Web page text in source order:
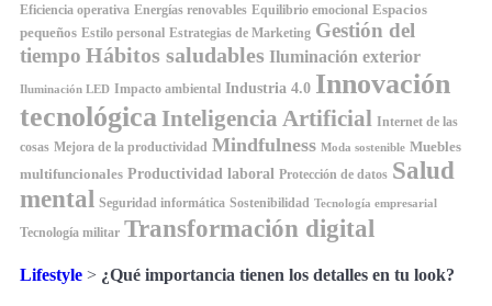
Eficiencia operativa Energías renovables Equilibrio emocional Espacios
pequeños Estilo personal Estrategias de Marketing Gestión del
tiempo Hábitos saludables Iluminación exterior
Iluminación LED Impacto ambiental Industria 4.0 Innovación
tecnológica Inteligencia Artificial Internet de las
cosas Mejora de la productividad Mindfulness Moda sostenible Muebles
multifuncionales Productividad laboral Protección de datos Salud
mental Seguridad informática Sostenibilidad Tecnología empresarial
Tecnología militar Transformación digital
Lifestyle > ¿Qué importancia tienen los detalles en tu look?